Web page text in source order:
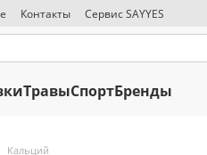
Контакты Сервис SAYYES
Публичная оферта Политика
ТравыСпортБренды
Кальций